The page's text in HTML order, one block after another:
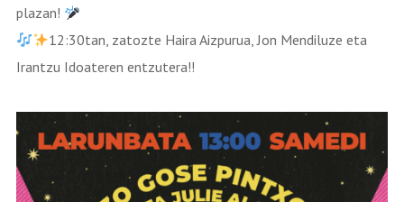
plazan!
12:30tan, zatozte Haira Aizpurua, Jon Mendiluze eta
Irantzu Idoateren entzutera!!